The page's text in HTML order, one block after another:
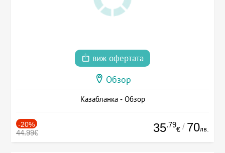
виж офертата
Обзор
Казабланка - Обзор
-20%
44.99€ 35.79
€ / 70лв.